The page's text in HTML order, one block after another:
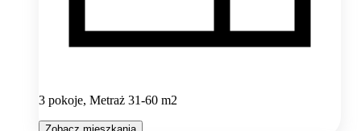
3 pokoje, Metraż 31-60 m2